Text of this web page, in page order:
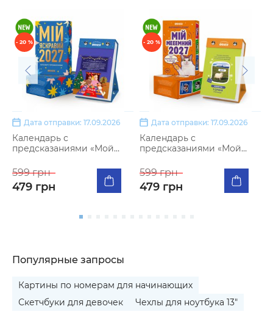
- 20 %
Дата отправки: 17.09.2026
Календарь с
предсказаниями «Мой
599 грн
479 грн
- 20 %
Дата отправки: 17.09.2026
Календарь с
предсказаниями «Мой
599 грн
479 грн
Популярные запросы
Картины по номерам для начинающих
Скетчбуки для девочек
Чехлы для ноутбука 13"